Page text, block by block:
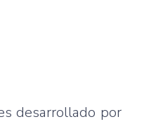
desarrollado por